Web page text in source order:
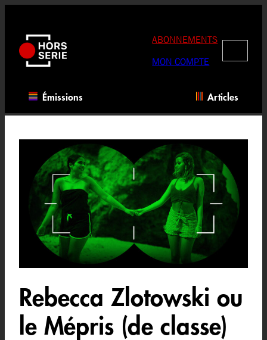
contenu
ABONNEMENTS
MON COMPTE
Émissions Articles
Rebecca Zlotowski ou
le Mépris (de classe)